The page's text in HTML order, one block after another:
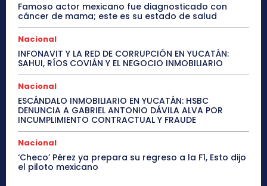
Famoso actor mexicano fue diagnosticado con
cáncer de mama; este es su estado de salud
Nacional
INFONAVIT Y LA RED DE CORRUPCIÓN EN YUCATÁN:
SAHUI, RÍOS COVIÁN Y EL NEGOCIO INMOBILIARIO
Nacional
ESCÁNDALO INMOBILIARIO EN YUCATÁN: HSBC
DENUNCIA A GABRIEL ANTONIO DÁVILA ALVA POR
INCUMPLIMIENTO CONTRACTUAL Y FRAUDE
Nacional
‘Checo’ Pérez ya prepara su regreso a la F1, Esto dijo
el piloto mexicano